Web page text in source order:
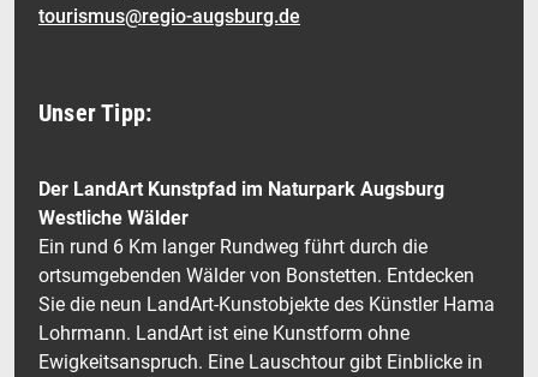
tourismus@regio-augsburg.de
Unser Tipp:
Der LandArt Kunstpfad im Naturpark Augsburg
Westliche Wälder
Ein rund 6 Km langer Rundweg führt durch die
ortsumgebenden Wälder von Bonstetten. Entdecken
Sie die neun LandArt-Kunstobjekte des Künstler Hama
Lohrmann. LandArt ist eine Kunstform ohne
Ewigkeitsanspruch. Eine Lauschtour gibt Einblicke in